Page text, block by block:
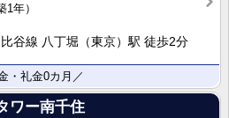
1年）
谷線 八丁堀（東京）駅 徒歩2分
・礼金0カ月／
ワー南千住